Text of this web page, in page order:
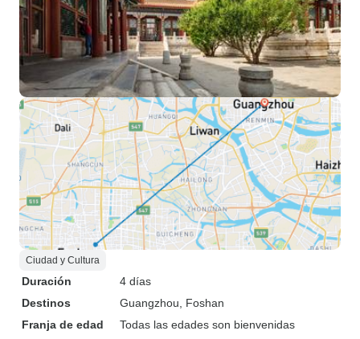
Ciudad y Cultura
Duración
4 días
Destinos
Guangzhou , Foshan
Franja de edad
Todas las edades son bienvenidas